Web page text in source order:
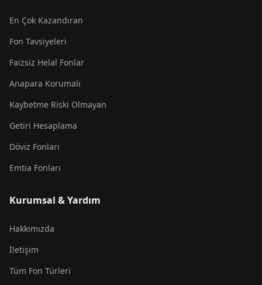
En Çok Kazandıran
Fon Tavsiyeleri
Faizsiz Helal Fonlar
Anapara Korumalı
Kaybetme Riski Olmayan
Getiri Hesaplama
Döviz Fonları
Emtia Fonları
Kurumsal & Yardım
Hakkımızda
İletişim
Tüm Fon Türleri